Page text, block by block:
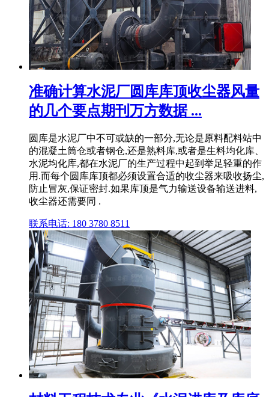
准确计算水泥厂圆库库顶收尘器风量
的几个要点期刊万方数据 ...
圆库是水泥厂中不可或缺的一部分,无论是原料配料站中
的混凝土筒仓或者钢仓,还是熟料库,或者是生料均化库、
水泥均化库,都在水泥厂的生产过程中起到举足轻重的作
用.而每个圆库库顶都必须设置合适的收尘器来吸收扬尘,
防止冒灰,保证密封.如果库顶是气力输送设备输送进料,
收尘器还需要同 .
联系电话: 180 3780 8511